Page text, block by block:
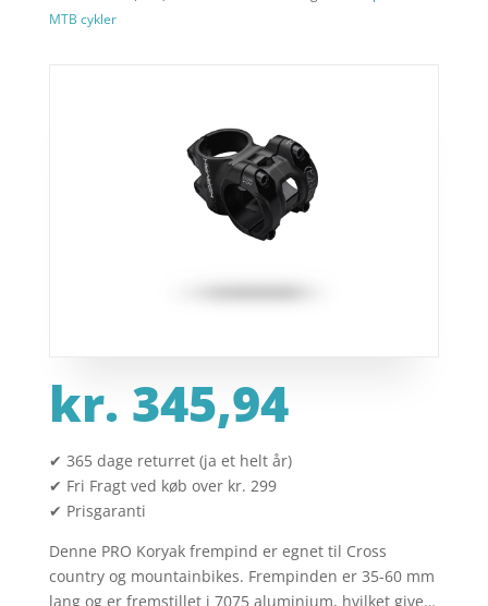
MTB cykler
kr. 345,94
✔ 365 dage returret (ja et helt år)
✔ Fri Fragt ved køb over kr. 299
✔ Prisgaranti
Denne PRO Koryak frempind er egnet til Cross
country og mountainbikes. Frempinden er 35-60 mm
lang og er fremstillet i 7075 aluminium, hvilket give…